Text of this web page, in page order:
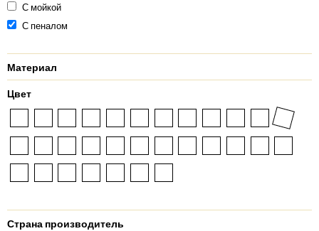
С мойкой
С пеналом
Материал
Цвет
Страна производитель